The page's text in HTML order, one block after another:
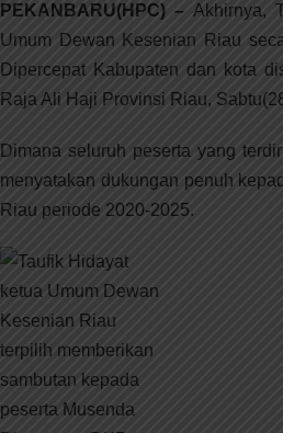
PEKANBARU(HPC) – Akhirnya,
Umum Dewan Kesenian Riau
Dipercepat Kabupaten dan kota
Raja Ali Haji Provinsi Riau,
Dimana seluruh peserta yang
menyatakan dukungan penuh
Riau periode 2020-2025.